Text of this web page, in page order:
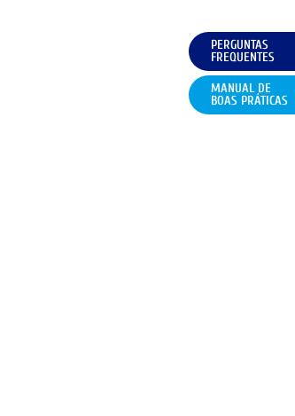
PERGUNTAS
FREQUENTES
MANUAL DE
BOAS PRÁTICAS